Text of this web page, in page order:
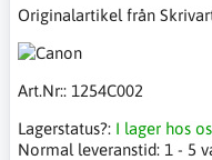
Originalartikel från
Art.Nr:: 1254C002
Lagerstatus?: I lager hos
Normal leveranstid: 1 - 5